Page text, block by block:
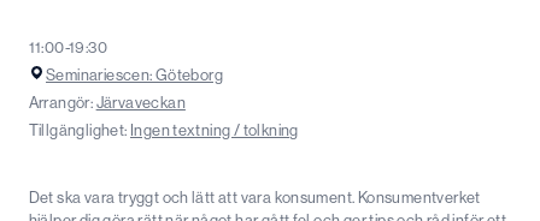
11:00-19:30
Seminariescen: Göteborg
Arrangör: Järvaveckan
Tillgänglighet: Ingen textning / tolkning
Det ska vara tryggt och lätt att vara konsument. Konsumentverket